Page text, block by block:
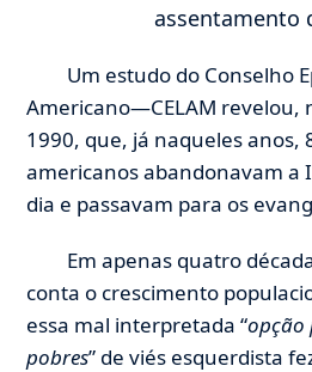
assentamento
Um estudo do Conselho
Americano—CELAM revelou,
1990, que, já naqueles anos,
americanos abandonavam a
dia e passavam para os
Em apenas quatro
conta o crescimento
essa mal interpretada “opção
pobres” de viés esquerdista